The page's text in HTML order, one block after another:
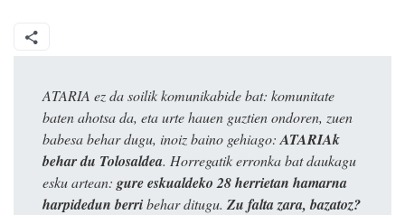
ATARIA ez da soilik komunikabide bat: komunitate
baten ahotsa da, eta urte hauen guztien ondoren, zuen
babesa behar dugu, inoiz baino gehiago: ATARIAk
behar du Tolosaldea. Horregatik erronka bat daukagu
esku artean: gure eskualdeko 28 herrietan hamarna
harpidedun berribehar ditugu. Zu falta zara, bazatoz?